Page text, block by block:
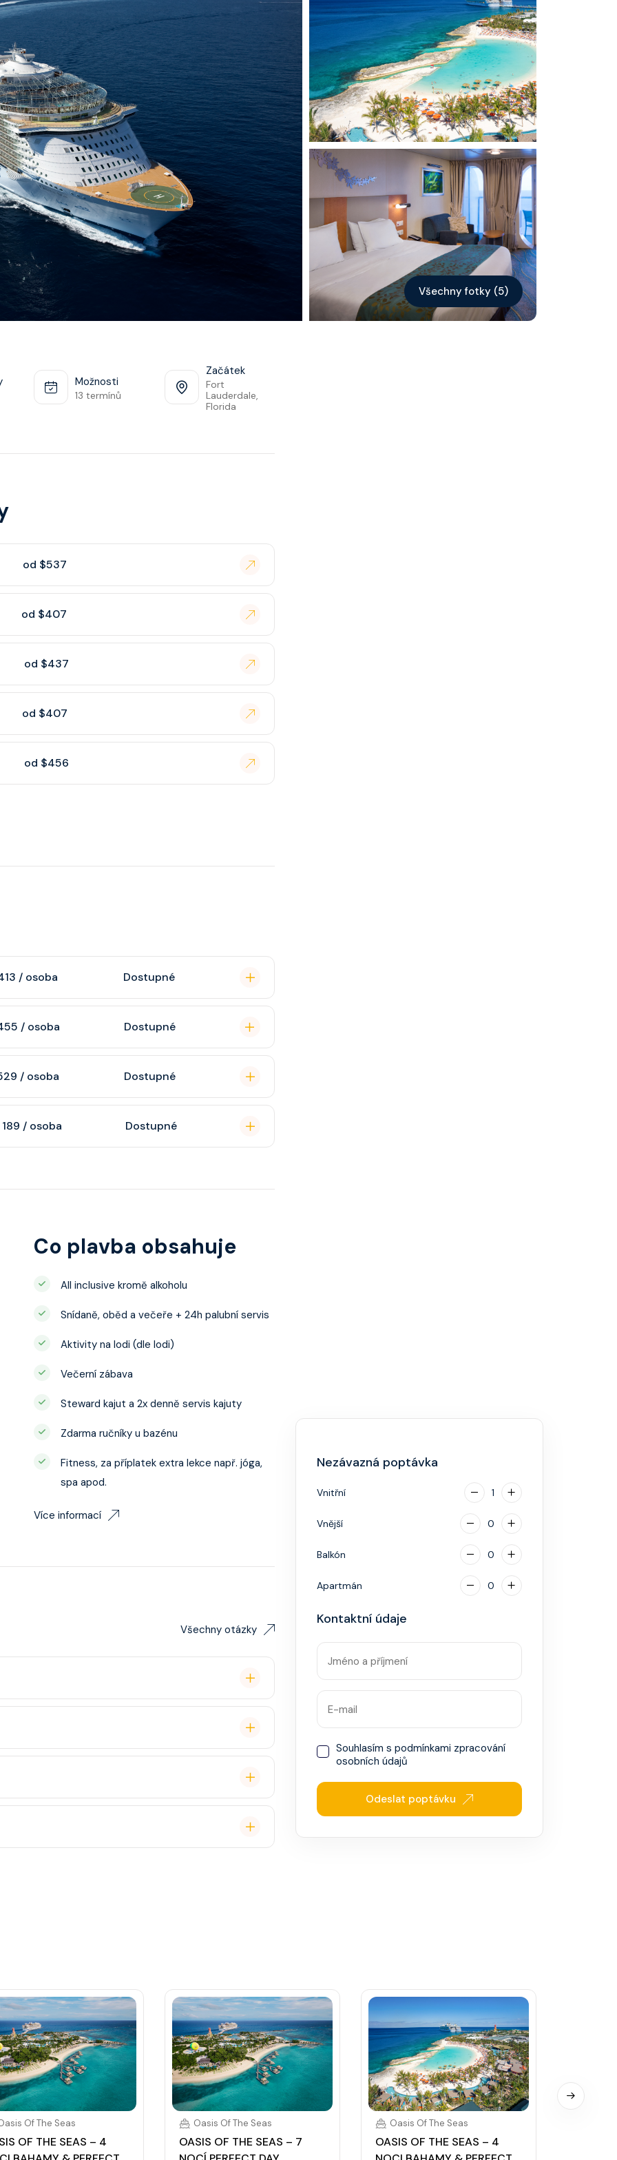
Kontakt
Vyhledat plavbu
Všechny fotky (5)
Možnosti
13 termínů
Začátek
Fort
Lauderdale,
Florida
od $537
od $407
od $437
od $407
od $456
/ osoba Dostupné
koupelnu se
TV, rádio,
/ osoba Dostupné
výhledem dle
/ osoba Dostupné
koupelnu
TV,
189 / osoba Dostupné
šatnu,
Co plavba obsahuje
All inclusive kromě alkoholu
Snídaně, oběd a večeře + 24h palubní servis
Aktivity na lodi (dle lodi)
Večerní zábava
Steward kajut a 2x denně servis kajuty
Zdarma ručníky u bazénu
Fitness, za příplatek extra lekce např. jóga,
spa apod.
Více informací
Všechny otázky
Nezávazná poptávka
Vnitřní 1
Vnější 0
Balkón 0
Apartmán 0
Kontaktní údaje
Souhlasím spodmínkami zpracování
osobních údajů
Odeslat poptávku
Of The Seas
OF THE SEAS – 4
Oasis Of The Seas
OASIS OF THE SEAS – 7
Oasis Of The Seas
OASIS OF THE SEAS – 4